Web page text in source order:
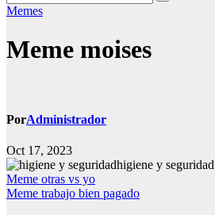
Memes
Meme moises
PorAdministrador
Oct 17, 2023
higiene y seguridad
Navegación
de
Meme otras vs yo
Meme trabajo bien pagado